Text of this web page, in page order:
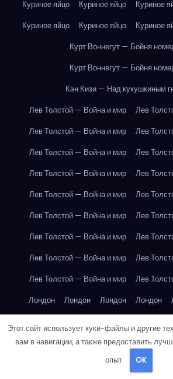
Куриное яйцо
Куриное яйцо Куриное
Куриное яйцо
Куриное яйцо Куриное
Курт Воннегут — Бойня
Курт Воннегут — Бойня
Кэн Кизи — Над кукушкиным
Лев Толстой — Война и мир
Лев
Лев Толстой — Война и мир
Лев
Лев Толстой — Война и мир
Лев
Лев Толстой — Война и мир
Лев
Лев Толстой — Война и мир
Лев
Лев Толстой — Война и мир
Лев
Лев Толстой — Война и мир
Лев
Лев Толстой — Война и мир
Лев
Лев Толстой — Война и мир
Лев
Лондон
Лондон Лондон Лондон
Лондон
Лондон Лондон Лондон
Лондон Лондон
Этот сайт использует куки-файлы и другие
вам в навигации, а также предоставить
опыт.
OK